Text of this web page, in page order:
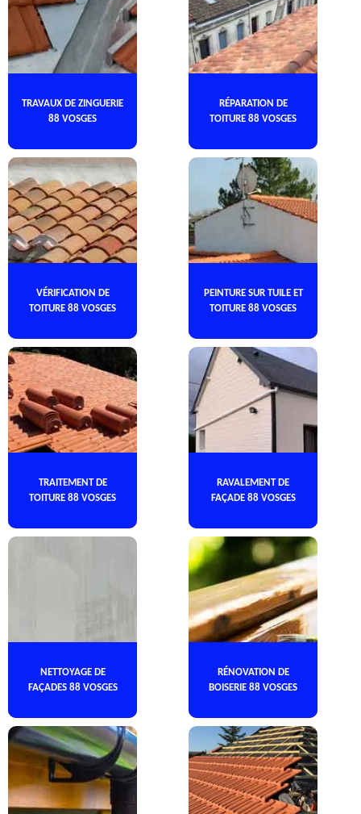
TRAVAUX DE ZINGUERIE
88 VOSGES
RÉPARATION DE
TOITURE 88 VOSGES
VÉRIFICATION DE
TOITURE 88 VOSGES
PEINTURE SUR TUILE ET
TOITURE 88 VOSGES
TRAITEMENT DE
TOITURE 88 VOSGES
RAVALEMENT DE
FAÇADE 88 VOSGES
NETTOYAGE DE
FAÇADES 88 VOSGES
RÉNOVATION DE
BOISERIE 88 VOSGES